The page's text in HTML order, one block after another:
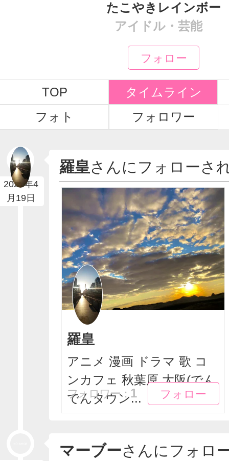
たこやきレインボー
アイドル・芸能
フォロー
TOP
タイムライン
フォト
フォロワー
2022年4
月19日
羅皇さんにフォローさ
羅皇
アニメ 漫画 ドラマ 歌 コ
ンカフェ 秋葉原 大阪(でん
でんタウン...
フォロー
フォロー
フォロワー： 1
マーブーさんにフォロ